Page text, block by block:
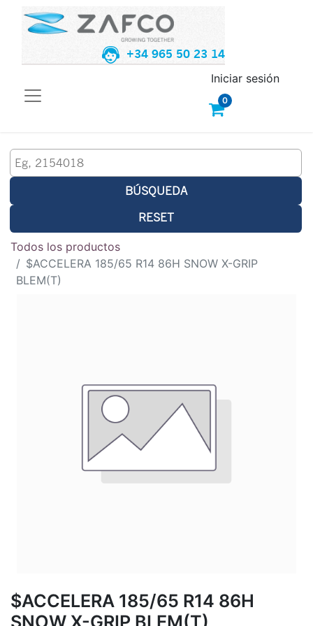
+34 965 50 23 14
0
Iniciar sesión
BÚSQUEDA
RESET
Todos los productos
$ACCELERA 185/65 R14 86H SNOW X-GRIP
BLEM(T)
$ACCELERA 185/65 R14 86H
SNOW X-GRIP BLEM(T)